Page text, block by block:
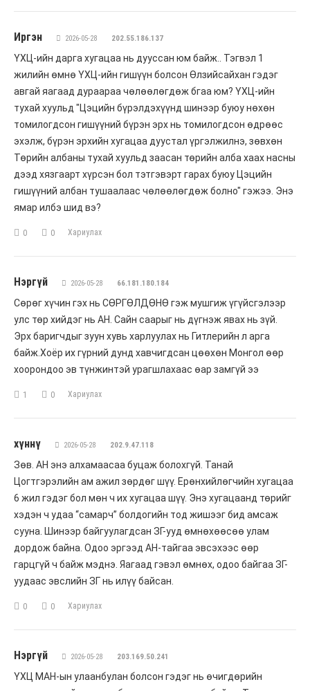
Иргэн 2026-05-28 202.55.186.137
ҮХЦ-ийн дарга хугацаа нь дууссан юм байж.. Тэгвэл 1
жилийн өмнө ҮХЦ-ийн гишүүн болсон Өлзийсайхан гэдэг
авгай яагаад дураараа чөлөөлөгдөж бгаа юм? ҮХЦ-ийн
тухай хуульд "Цэцийн бүрэлдэхүүнд шинээр буюу нөхөн
томилогдсон гишүүний бүрэн эрх нь томилогдсон өдрөөс
эхэлж, бүрэн эрхийн хугацаа дуустал үргэлжилнэ, зөвхөн
Төрийн албаны тухай хуульд заасан төрийн алба хаах насны
дээд хязгаарт хүрсэн бол тэтгэвэрт гарах буюу Цэцийн
гишүүний албан тушаалаас чөлөөлөгдөж болно" гэжээ. Энэ
ямар илбэ шид вэ?
0 0 Хариулах
Нэргүй 2026-05-28 66.181.180.184
Сөрөг хүчин гэх нь СӨРГӨЛДӨНӨ гэж мушгиж үгүйсгэлээр
улс төр хийдэг нь АН. Сайн саарыг нь дүгнэж явах нь зүй.
Эрх баригчдыг зуун хувь харлуулах нь Гитлерийн л арга
байж.Хоёр их гүрний дунд хавчигдсан цөөхөн Монгол өөр
хоорондоо эв түнжинтэй урагшлахаас өар замгүй ээ
1 0 Хариулах
хүннү 2026-05-28 202.9.47.118
Зөв. АН энэ алхамаасаа буцаж болохгүй. Танай
Цогтгэрэлийн ам ажил зөрдөг шүү. Ерөнхийлөгчийн хугацаа
6 жил гэдэг бол мөн ч их хугацаа шүү. Энэ хугацаанд төрийг
хэдэн ч удаа “самарч” болдогийн тод жишээг бид амсаж
сууна. Шинээр байгуулагдсан ЗГ-ууд өмнөхөөсөө улам
дордож байна. Одоо эргээд АН-тайгаа эвсэхээс өөр
гарцгүй ч байж мэднэ. Яагаад гэвэл өмнөх, одоо байгаа ЗГ-
уудаас эвслийн ЗГ нь илүү байсан.
0 0 Хариулах
Нэргүй 2026-05-28 203.169.50.241
ҮХЦ МАН-ын улаанбулан болсон гэдэг нь өчигдөрийн